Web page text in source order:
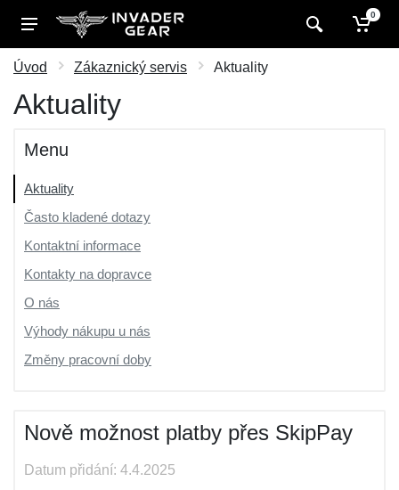
0
Úvod Zákaznický servis Aktuality
Aktuality
Menu
Aktuality
Často kladené dotazy
Kontaktní informace
Kontakty na dopravce
O nás
Výhody nákupu u nás
Změny pracovní doby
Nově možnost platby přes SkipPay
Datum přidání: 4.4.2025